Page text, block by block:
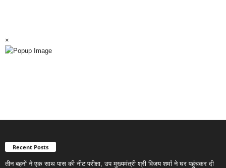
×
Recent Posts
तीन बहनों ने एक साथ पास की नीट परीक्षा, उप मुख्यमंत्री श्री विजय शर्मा ने घर पहुंचकर दी